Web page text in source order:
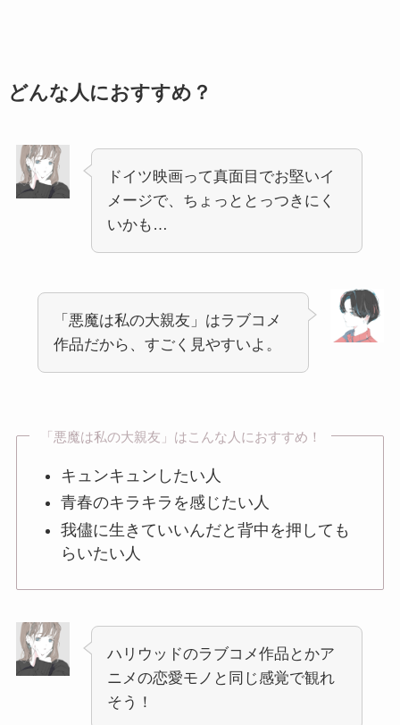
どんな人におすすめ？
ドイツ映画って真面目でお堅いイ
メージで、ちょっととっつきにく
いかも…
「悪魔は私の大親友」はラブコメ
作品だから、すごく見やすいよ。
「悪魔は私の大親友」はこんな人におすすめ！
キュンキュンしたい人
青春のキラキラを感じたい人
我儘に生きていいんだと背中を押しても
らいたい人
ハリウッドのラブコメ作品とかア
ニメの恋愛モノと同じ感覚で観れ
そう！